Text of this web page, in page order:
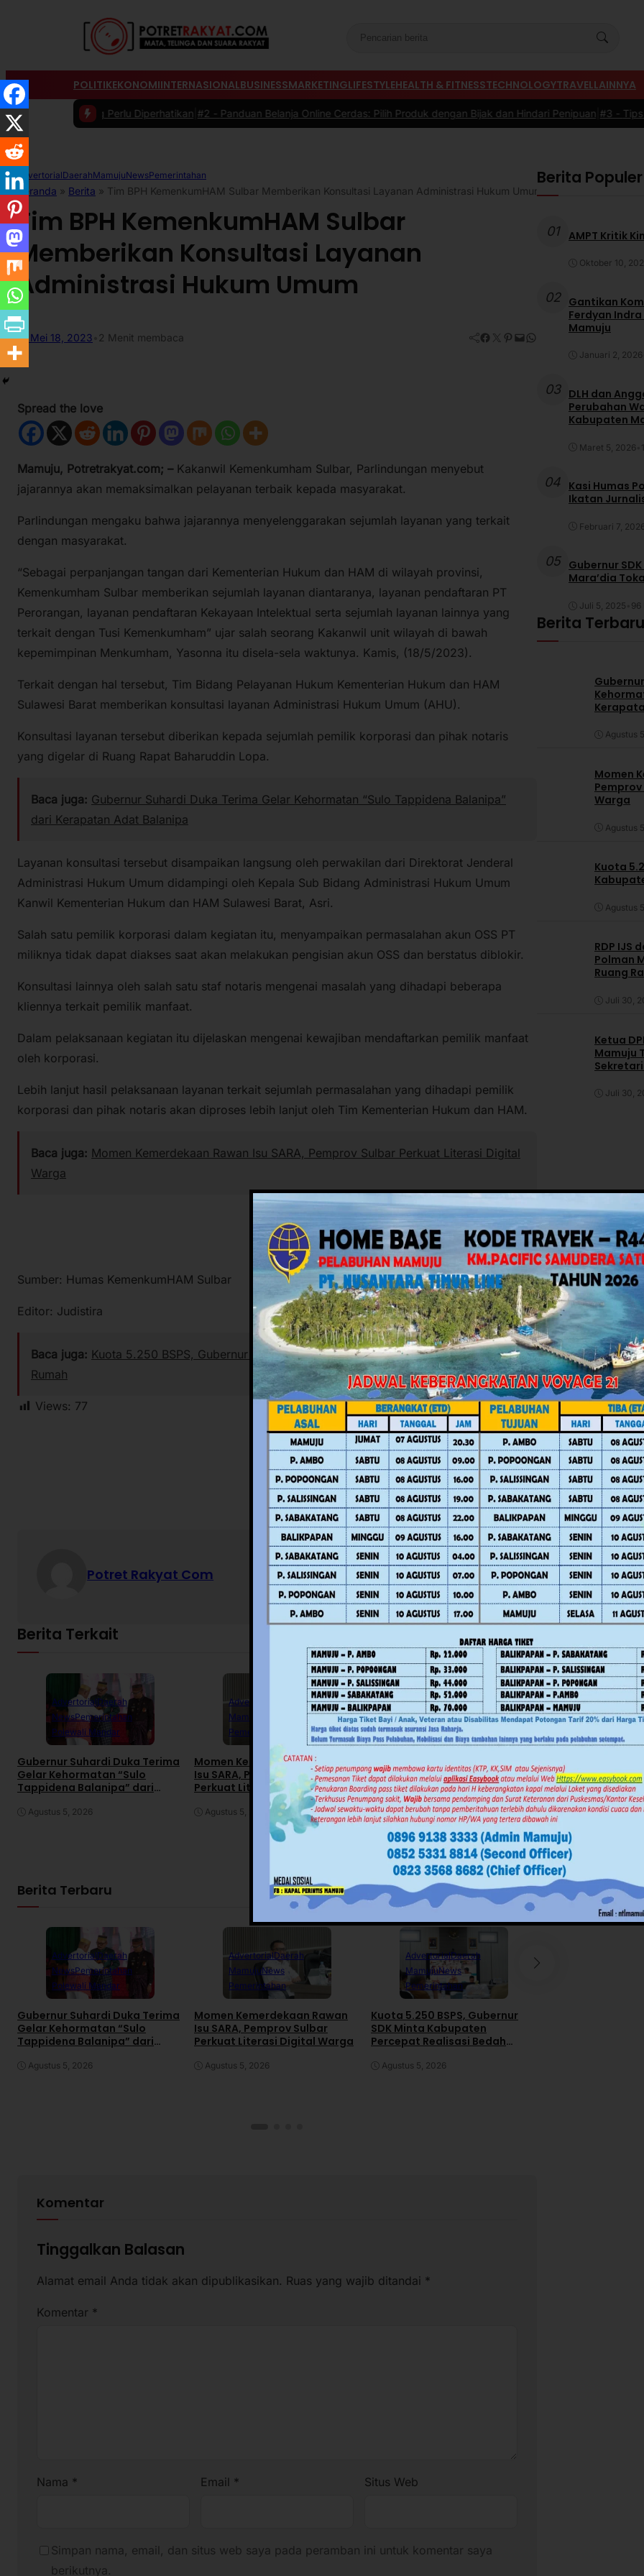
POLITIKEKONOMIINTERNASIONALBUSINESSMARKETINGLIFESTYLEHEALTH & FITNESSTECHNOLOGYTRAVELLAINNYA
Perlu Diperhatikan |#2 - Panduan Belanja Online Cerdas: Pilih Produk dengan Bijak dan Hindari Penipuan| #3 -Tips Memilih Sepatu
AdvertorialDaerahMamujuNewsPemerintahan
Beranda » Berita » Tim BPH KemenkumHAM Sulbar Memberikan Konsultasi Layanan Administrasi Hukum Umum
Tim BPH KemenkumHAM Sulbar
Memberikan Konsultasi Layanan
Administrasi Hukum Umum
Mei 18, 2023 2 Menit membaca Facebook Twitter Pinterest Mail WhatsApp
Spread the love
Mamuju, Potretrakyat.com; –Kakanwil Kemenkumham Sulbar, Parlindungan menyebut
jajarannya akan memaksimalkan pelayanan terbaik kepada masyarakat.
Parlindungan mengaku bahwa jajarannya menyelenggarakan sejumlah layanan yang terkait
dengan masyarakat.
“Sebagai perpanjangan tangan dari Kementerian Hukum dan HAM di wilayah provinsi,
Kemenkumham Sulbar memberikan sejumlah layanan diantaranya, layanan pendaftaran PT
Perorangan, layanan pendaftaran Kekayaan Intelektual serta sejumlah layanan lainnya yang
terkait dengan Tusi Kemenkumham” ujar salah seorang Kakanwil unit wilayah di bawah
kepemimpinan Menkumham, Yasonna itu disela-sela waktunya. Kamis, (18/5/2023).
Terkait dengan hal tersebut, Tim Bidang Pelayanan Hukum Kementerian Hukum dan HAM
Sulawesi Barat memberikan konsultasi layanan Administrasi Hukum Umum (AHU).
Konsultasi layanan tersebut diberikan kepada sejumlah pemilik korporasi dan pihak notaris
yang digelar di Ruang Rapat Baharuddin Lopa.
Baca juga: Gubernur Suhardi Duka Terima Gelar Kehormatan “Sulo Tappidena Balanipa”
dari Kerapatan Adat Balanipa
Layanan konsultasi tersebut disampaikan langsung oleh perwakilan dari Direktorat Jenderal
Administrasi Hukum Umum didampingi oleh Kepala Sub Bidang Administrasi Hukum Umum
Kanwil Kementerian Hukum dan HAM Sulawesi Barat, Asri.
Salah satu pemilik korporasi dalam kegiatan itu, menyampaikan permasalahan akun OSS PT
miliknya tidak dapat diakses saat akan melakukan pengisian akun OSS dan berstatus diblokir.
Konsultasi lainnya oleh salah satu staf notaris mengenai masalah yang dihadapi beberapa
kliennya terkait pemilik manfaat.
Dalam pelaksanaan kegiatan itu dijelaskan mengenai kewajiban mendaftarkan pemilik manfaat
oleh korporasi.
Lebih lanjut hasil pelaksanaan layanan terkait sejumlah permasalahan yang dihadapi pemilik
korporasi dan pihak notaris akan diproses lebih lanjut oleh Tim Kementerian Hukum dan HAM.
Baca juga: Momen Kemerdekaan Rawan Isu SARA, Pemprov Sulbar Perkuat Literasi Digital
Warga
Sumber: Humas KemenkumHAM Sulbar
Editor: Judistira
Baca juga: Kuota 5.250 BSPS, Gubernur SDK Minta Kabupaten Percepat Realisasi Bedah
Rumah
Views: 77
Facebook Twitter Pinterest Mail WhatsApp
Potret Rakyat Com
Berita Terkait
AdvertorialDaerah
NewsPemerintahan
Polewali Mandar
Gubernur Suhardi Duka Terima
Gelar Kehormatan “Sulo
Tappidena Balanipa” dari
Agustus 5, 2026
Advertorial
Mamuju
Pemerintahan
Momen Kemerdekaan Rawan
Isu SARA, Pemprov Sulbar
Perkuat Literasi Digital Warga
Agustus 5, 2026
AdvertorialDaerah
MamujuNews
Pemerintahan
Kuota 5.250 BSPS, Gubernur
SDK Minta Kabupaten
Percepat Realisasi Bedah
Rumah
Agustus 5, 2026
DaerahNews
Polewali
RDP IJS dan PT
Gas di DPRD
Pengacara Kabur
Rapat
Juli 30, 2026
Berita Terbaru
AdvertorialDaerah
NewsPemerintahan
Polewali Mandar
Gubernur Suhardi Duka Terima
Gelar Kehormatan “Sulo
Tappidena Balanipa” dari
Agustus 5, 2026
AdvertorialDaerah
MamujuNews
Pemerintahan
Momen Kemerdekaan Rawan
Isu SARA, Pemprov Sulbar
Perkuat Literasi Digital Warga
Agustus 5, 2026
AdvertorialDaerah
MamujuNews
Pemerintahan
Kuota 5.250 BSPS, Gubernur
SDK Minta Kabupaten
Percepat Realisasi Bedah
Agustus 5, 2026
Komentar
Tinggalkan Balasan
Alamat email Anda tidak akan dipublikasikan. Ruas yang wajib ditandai *
Komentar *
Nama * Email * Situs Web
Simpan nama, email, dan situs web saya pada peramban ini untuk komentar saya
berikutnya.
Berita Populer
01 AMPT Kritik
Oktober 10,
02
Gantikan
Ferdyan
Mamuju
Januari 2, 2026
03
DLH dan
Perubahan
Kabupaten
Maret 5, 2026
04 Kasi Humas
Ikatan
Februari 7, 2026
05
Gubernur
Mara’dia
Juli 5, 2025 96
Berita Terbaru
Agustus
Momen
Warga
Agustus
Kuota
Agustus
RDP IJS
Polman
Ruang
Juli 30,
Ketua
Mamuju
Juli 30,